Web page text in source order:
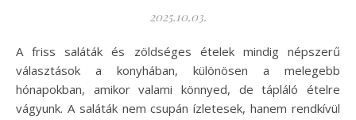
2025.10.03.
A friss saláták és zöldséges ételek mindig népszerű
választások a konyhában, különösen a melegebb
hónapokban, amikor valami könnyed, de tápláló ételre
vágyunk. A saláták nem csupán ízletesek, hanem rendkívül